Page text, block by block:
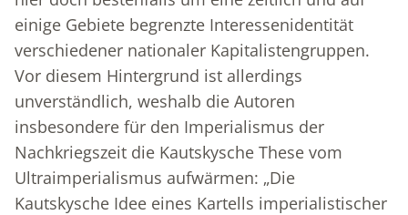
einige Gebiete begrenzte Interessenidentität
verschiedener nationaler Kapitalistengruppen.
Vor diesem Hintergrund ist allerdings
unverständlich, weshalb die Autoren
insbesondere für den Imperialismus der
Nachkriegszeit die Kautskysche These vom
Ultraimperialismus aufwärmen: „Die
Kautskysche Idee eines Kartells imperialistischer